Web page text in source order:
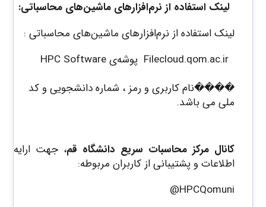
لینک استفاده از نرم‌افزارهای ماشین‌های محاسباتی:
لینک استفاده از نرم‌افزارهای ماشین‌های محاسباتی :
Filecloud.qom.ac.ir پوشه‌ی HPC Software
����نام کاربری و رمز ، شماره دانشجویی و کد
ملی می باشد.
کانال مرکز محاسبات سریع دانشگاه قم، جهت ارایه
اطلاعات و پشتیبانی از کاربران مربوطه:
HPCQomuni@